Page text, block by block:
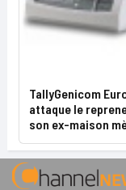
TallyGenicom
attaque le
son ex-maison